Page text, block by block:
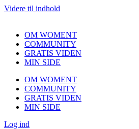
Videre til indhold
OM WOMENT
COMMUNITY
GRATIS VIDEN
MIN SIDE
OM WOMENT
COMMUNITY
GRATIS VIDEN
MIN SIDE
Log ind